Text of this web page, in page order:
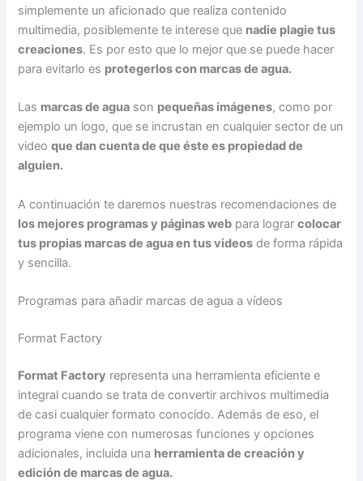
simplemente un aficionado que realiza contenido
multimedia, posiblemente te interese que nadie plagie tus
creaciones. Es por esto que lo mejor que se puede hacer
para evitarlo es protegerlos con marcas de agua.
Las marcas de agua son pequeñas imágenes, como por
ejemplo un logo, que se incrustan en cualquier sector de un
videoque dan cuenta de que éste es propiedad de
alguien.
A continuación te daremos nuestras recomendaciones de
los mejores programas y páginas web para lograrcolocar
tus propias marcas de agua en tus videos de forma rápida
y sencilla.
Programas para añadir marcas de agua a vídeos
Format Factory
Format Factory representa una herramienta eficiente e
integral cuando se trata de convertir archivos multimedia
de casi cualquier formato conocido. Además de eso, el
programa viene con numerosas funciones y opciones
adicionales, incluida una herramienta de creación y
edición de marcas de agua.